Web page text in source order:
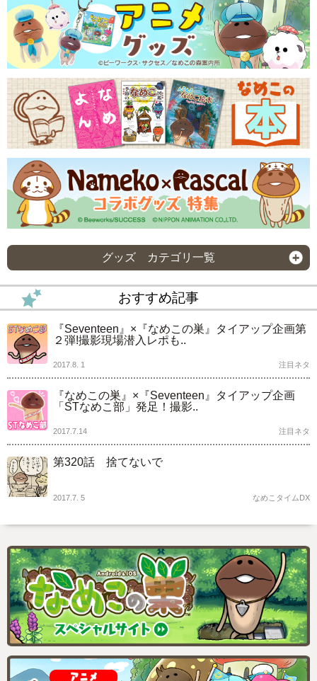
グッズ カテゴリ一覧
おすすめ記事
『Seventeen』×『なめこの巣』タイアップ企画第
２弾!撮影現場潜入レポも..
2017.8. 1 注目ネタ
『なめこの巣』×『Seventeen』タイアップ企画
「STなめこ部」発足！撮影..
2017.7.14 注目ネタ
第320話 捨てないで
2017.7. 5 なめこタイムDX